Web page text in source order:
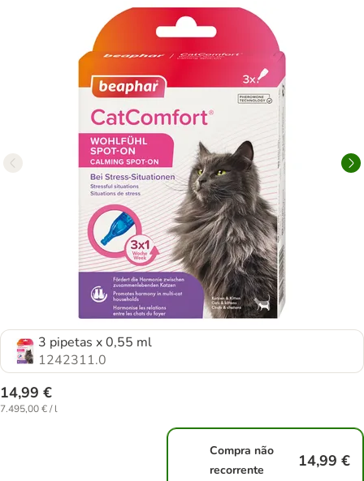
3 pipetas x 0,55 ml
1242311.0
14,99 €
7.495,00 € / l
Compra não
recorrente
14,99 €